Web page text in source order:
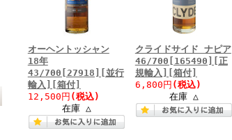
オーヘントッシャン
18年
43/700[27918][並行
輸入][箱付]
12,500円 (税込)
在庫 △
クライドサイド ナピア
46/700[165490][正
規輸入][箱付]
6,800円 (税込)
在庫 △